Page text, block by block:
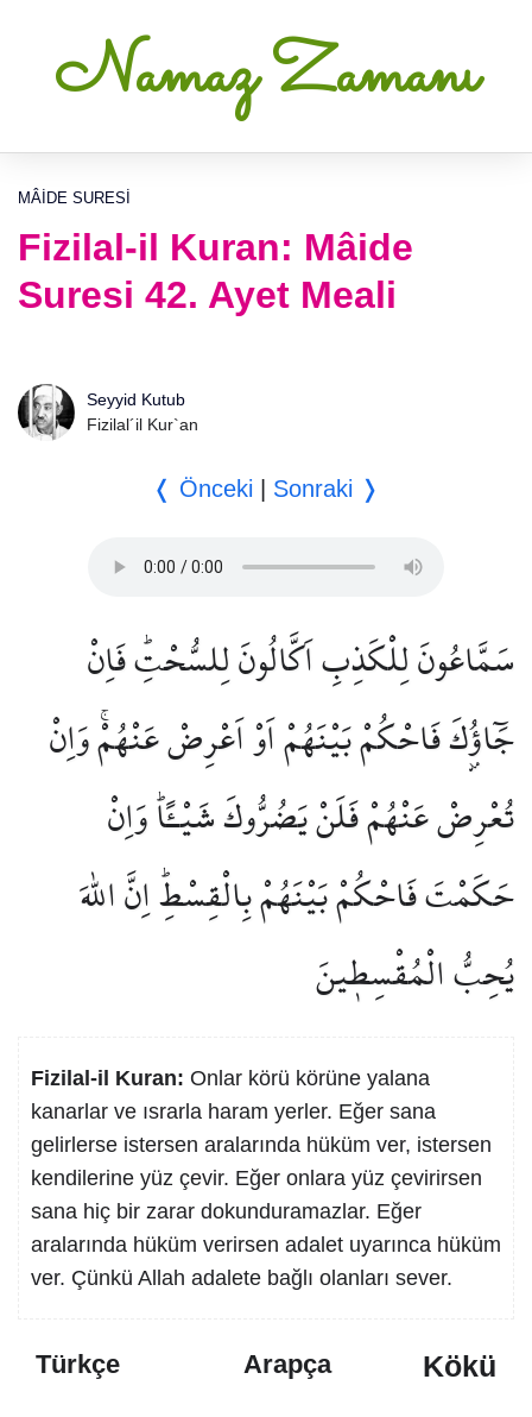
Namaz Zamanı
MÂIDE SURESI
Fizilal-il Kuran: Mâide
Suresi 42. Ayet Meali
Seyyid Kutub
Fizilal´il Kur`an
❬ Önceki Sonraki ❭
سَمَّاعُونَ لِلْكَذِبِ اَكَّالُونَ لِلسُّحْتِۜ فَاِنْ
جَٓاؤُ۫كَ فَاحْكُمْ بَيْنَهُمْ اَوْ اَعْرِضْ عَنْهُمْۚ وَاِنْ
تُعْرِضْ عَنْهُمْ فَلَنْ يَضُرُّوكَ شَيْـًٔاۜ وَاِنْ
حَكَمْتَ فَاحْكُمْ بَيْنَهُمْ بِالْقِسْطِۜ اِنَّ اللّٰهَ
يُحِبُّ الْمُقْسِط۪ينَ
Fizilal-il Kuran: Onlar körü körüne yalana
kanarlar ve ısrarla haram yerler. Eğer sana
gelirlerse istersen aralarında hüküm ver, istersen
kendilerine yüz çevir. Eğer onlara yüz çevirirsen
sana hiç bir zarar dokunduramazlar. Eğer
aralarında hüküm verirsen adalet uyarınca hüküm
ver. Çünkü Allah adalete bağlı olanları sever.
Türkçe Arapça Kökü